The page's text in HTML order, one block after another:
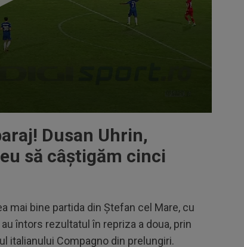
Dusan Uhrin,
să câștigăm cinci
mai bine partida din Ștefan cel Mare, cu
întors rezultatul în repriza a doua, prin
italianului Compagno din prelungiri.